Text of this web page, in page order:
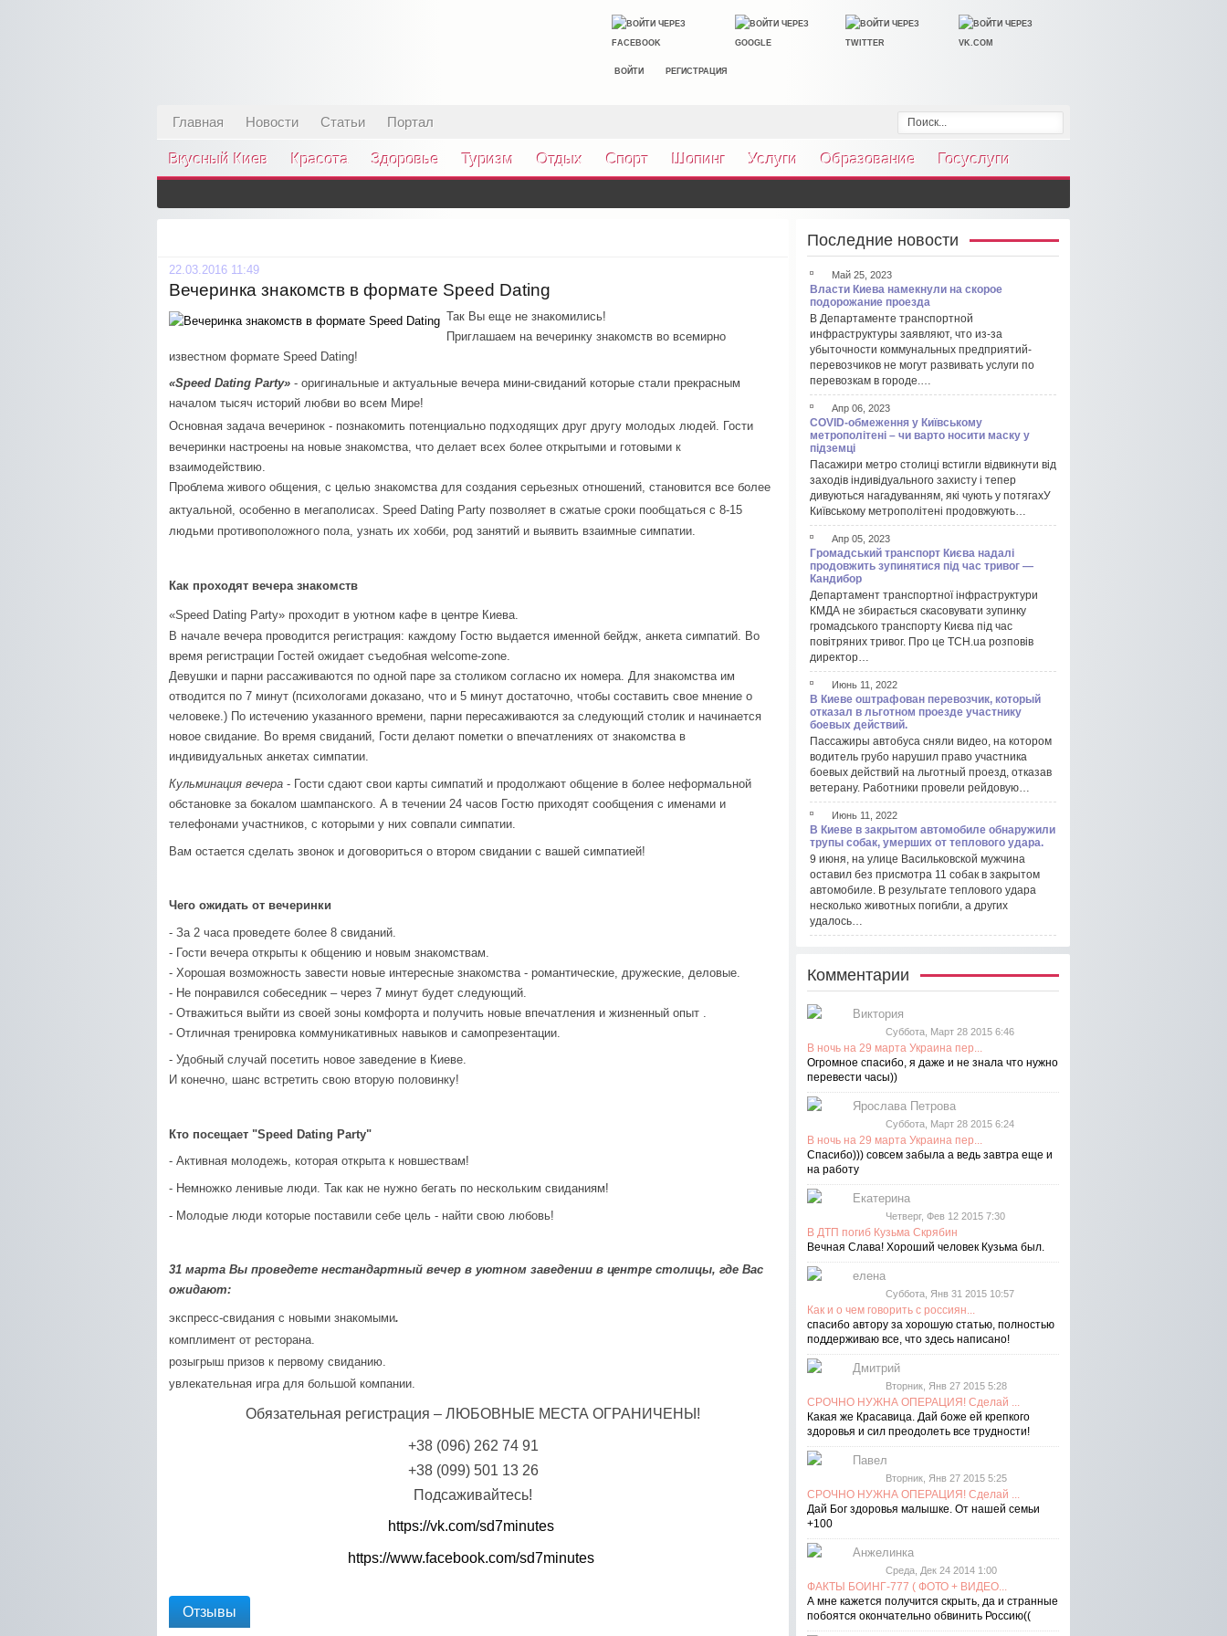
ВОЙТИ РЕГИСТРАЦИЯ
Главная Новости Статьи Портал
Вкусный Киев Красота Здоровье Туризм Отдых Спорт Шопинг Услуги Образование Госуслуги
22.03.2016 11:49
Вечеринка знакомств в формате Speed Dating
Так Вы еще не знакомились!
Приглашаем на вечеринку знакомств во всемирно
известном формате Speed Dating!
«Speed Dating Party» - оригинальные и актуальные вечера мини-свиданий которые стали прекрасным
началом тысяч историй любви во всем Мире!
Основная задача вечеринок - познакомить потенциально подходящих друг другу молодых людей. Гости
вечеринки настроены на новые знакомства, что делает всех более открытыми и готовыми к
взаимодействию.
Проблема живого общения, с целью знакомства для создания серьезных отношений, становится все более
актуальной, особенно в мегаполисах. Speed Dating Party позволяет в сжатые сроки пообщаться с 8-15
людьми противо­полож­но­го пола, узнать их хобби, род занятий и выявить взаимные симпатии.
Как проходят вечера знакомств
«Speed Dating Party» проходит в уютном кафе в центре Киева.
В начале вечера проводится регистрация: каждому Гостю выдается именной бейдж, анкета симпатий. Во
время регистрации Гостей ожидает съедобная welcome-zone.
Девушки и парни рассаживаются по одной паре за столиком согласно их номера. Для знакомства им
отводится по 7 минут (психологами доказано, что и 5 минут достаточно, чтобы составить свое мнение о
человеке.) По истечению указанного времени, парни пересаживаются за следующий столик и начинается
новое свидание. Во время свиданий, Гости делают пометки о впечатлениях от знакомства в
индивидуальных анкетах симпатии.
Кульминация вечера - Гости сдают свои карты симпатий и продолжают общение в более неформальной
обстановке за бокалом шампанского. А в течении 24 часов Гостю приходят сообщения с именами и
телефонами участников, с которыми у них совпали симпатии.
Вам остается сделать звонок и договориться о втором свидании с вашей симпатией!
Чего ожидать от вечеринки
- За 2 часа проведете более 8 свиданий.
- Гости вечера открыты к общению и новым знакомствам.
- Хорошая возможность завести новые интересные знакомства - романтические, дружеские, деловые.
- Не понравился собеседник – через 7 минут будет следующий.
- Отважиться выйти из своей зоны комфорта и получить новые впечатления и жизненный опыт .
- Отличная тренировка коммуникативных навыков и самопрезентации.
- Удобный случай посетить новое заведение в Киеве.
И конечно, шанс встретить свою вторую половинку!
Кто посещает "Speed Dating Party"
- Активная молодежь, которая открыта к новшествам!
- Немножко ленивые люди. Так как не нужно бегать по нескольким свиданиям!
- Молодые люди которые поставили себе цель - найти свою любовь!
31 марта Вы проведете нестандартный вечер в уютном заведении в центре столицы, где Вас
ожидают:
экспресс-свидания с новыми знакомыми.
комплимент от ресторана.
розыгрыш призов к первому свиданию.
увлекательная игра для большой компании.
Обязательная регистрация – ЛЮБОВНЫЕ МЕСТА ОГРАНИЧЕНЫ!
+38 (096) 262 74 91
+38 (099) 501 13 26
Подсаживайтесь!
https://vk.com/sd7minutes
https://www.facebook.com/sd7minutes
Отзывы
Последние новости
Май 25, 2023
Власти Киева намекнули на скорое
подорожание проезда
В Департаменте транспортной
инфраструктуры заявляют, что из-за
убыточности коммунальных предприятий-
перевозчиков не могут развивать услуги по
перевозкам в городе.…
Апр 06, 2023
COVID-обмеження у Київському
метрополітені – чи варто носити маску у
підземці
Пасажири метро столиці встигли відвикнути від
заходів індивідуального захисту і тепер
дивуються нагадуванням, які чують у потягахУ
Київському метрополітені продовжують…
Апр 05, 2023
Громадський транспорт Києва надалі
продовжить зупинятися під час тривог —
Кандибор
Департамент транспортної інфраструктури
КМДА не збирається скасовувати зупинку
громадського транспорту Києва під час
повітряних тривог. Про це ТСН.ua розповів
директор…
Июнь 11, 2022
В Киеве оштрафован перевозчик, который
отказал в льготном проезде участнику
боевых действий.
Пассажиры автобуса сняли видео, на котором
водитель грубо нарушил право участника
боевых действий на льготный проезд, отказав
ветерану. Работники провели рейдовую…
Июнь 11, 2022
В Киеве в закрытом автомобиле обнаружили
трупы собак, умерших от теплового удара.
9 июня, на улице Васильковской мужчина
оставил без присмотра 11 собак в закрытом
автомобиле. В результате теплового удара
несколько животных погибли, а других
удалось…
Комментарии
Виктория
Суббота, Март 28 2015 6:46
В ночь на 29 марта Украина пер...
Огромное спасибо, я даже и не знала что нужно
перевести часы))
Ярослава Петрова
Суббота, Март 28 2015 6:24
В ночь на 29 марта Украина пер...
Спасибо))) совсем забыла а ведь завтра еще и
на работу
Екатерина
Четверг, Фев 12 2015 7:30
В ДТП погиб Кузьма Скрябин
Вечная Слава! Хороший человек Кузьма был.
елена
Суббота, Янв 31 2015 10:57
Как и о чем говорить с россиян...
спасибо автору за хорошую статью, полностью
поддерживаю все, что здесь написано!
Дмитрий
Вторник, Янв 27 2015 5:28
СРОЧНО НУЖНА ОПЕРАЦИЯ! Сделай ...
Какая же Красавица. Дай боже ей крепкого
здоровья и сил преодолеть все трудности!
Павел
Вторник, Янв 27 2015 5:25
СРОЧНО НУЖНА ОПЕРАЦИЯ! Сделай ...
Дай Бог здоровья малышке. От нашей семьи
+100
Анжелинка
Среда, Дек 24 2014 1:00
ФАКТЫ БОИНГ-777 ( ФОТО + ВИДЕО...
А мне кажется получится скрыть, да и странные
побоятся окончательно обвинить Россию((